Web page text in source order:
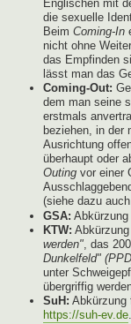
Englischen mit
die sexuelle
Beim Coming-In
nicht ohne
das Empfinden
lässt man das
Coming-Out:
dem man seine
erstmals
beziehen, in der
Ausrichtung
überhaupt oder
Outing vor einer
(siehe dazu auch
GSA: Abkürzung
KTW:
werden", das
Dunkelfeld"
unter
übergriffig
SuH: Abkürzung
https://suh-ev.de